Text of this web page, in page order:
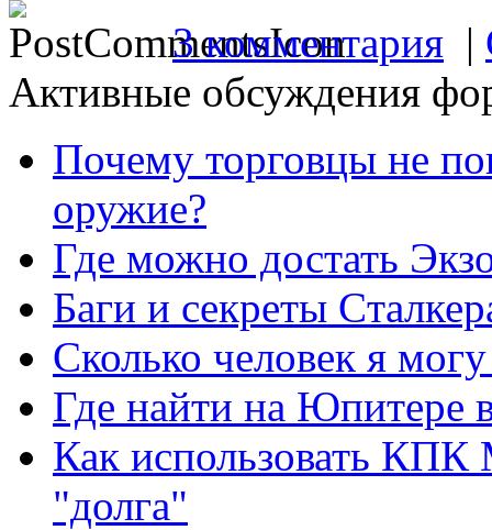
3 комментария |
Активные обсуждения
Почему торговцы не
оружие?
Где можно достать
Баги и секреты
Сколько человек я
Где найти на Юпитере
Как использовать
"долга"